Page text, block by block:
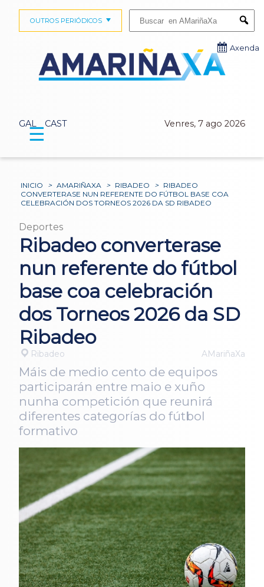
GAL CAST Venres, 7 ago 2026
OUTROS PERIÓDICOS
Axenda
☰
INICIO > AMARIÑAXA > RIBADEO > RIBADEO
CONVERTERASE NUN REFERENTE DO FÚTBOL BASE COA
CELEBRACIÓN DOS TORNEOS 2026 DA SD RIBADEO
Deportes
Ribadeo converterase
nun referente do fútbol
base coa celebración
dos Torneos 2026 da SD
Ribadeo
Ribadeo AMariñaXa
Máis de medio cento de equipos
participarán entre maio e xuño
nunha competición que reunirá
diferentes categorías do fútbol
formativo